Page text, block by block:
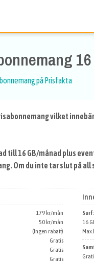
på Prisfakta
vilket
till 16 GB/månad plus
Om du inte tar slut på all
179 kr/mån
50 kr/mån
(Ingen rabatt)
Gratis
Gratis
Gratis
Surf:
16